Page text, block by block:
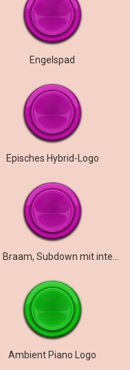
Engelspad
Episches Hybrid-Logo
Ambient Piano Logo